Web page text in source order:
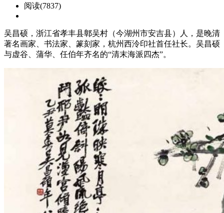
阅读(7837)
吴昌硕，浙江省孝丰县鄣吴村（今湖州市安吉县）人，是晚清
著名画家、书法家、篆刻家，杭州西泠印社首任社长。吴昌硕
与虚谷、蒲华、任伯年齐名的“清末海派四杰”。